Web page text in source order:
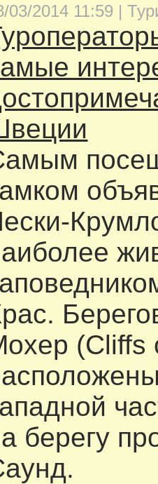
03/2014 11:59 |
(Cliffs
берегу